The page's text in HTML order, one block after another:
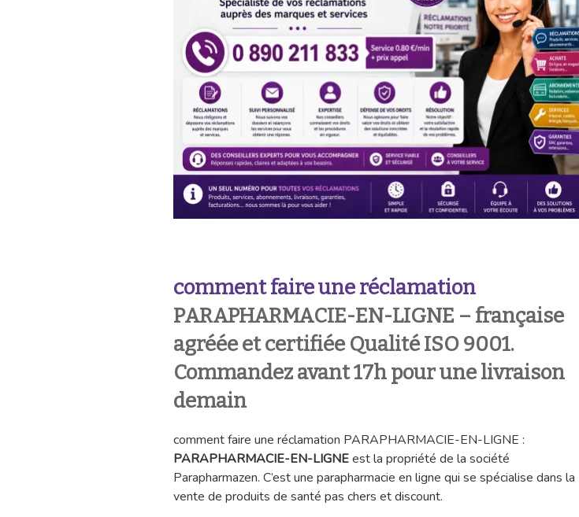
comment faire une réclamation
PARAPHARMACIE-EN-LIGNE – française
agréée et certifiée Qualité ISO 9001.
Commandez avant 17h pour une livraison
demain
comment faire une réclamation PARAPHARMACIE-EN-LIGNE :
PARAPHARMACIE-EN-LIGNEest la propriété de la société
Parapharmazen. C’est une parapharmacie en ligne qui se spécialise dans la
vente de produits de santé pas chers et discount.